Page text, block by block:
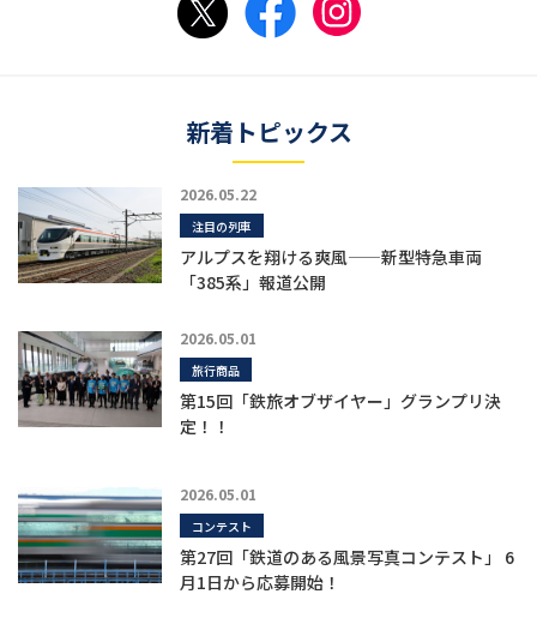
新着トピックス
2026.05.22
注目の列車
アルプスを翔ける爽風——新型特急車両
「385系」報道公開
2026.05.01
旅行商品
第15回「鉄旅オブザイヤー」グランプリ決
定！！
2026.05.01
コンテスト
第27回「鉄道のある風景写真コンテスト」 6
月1日から応募開始！